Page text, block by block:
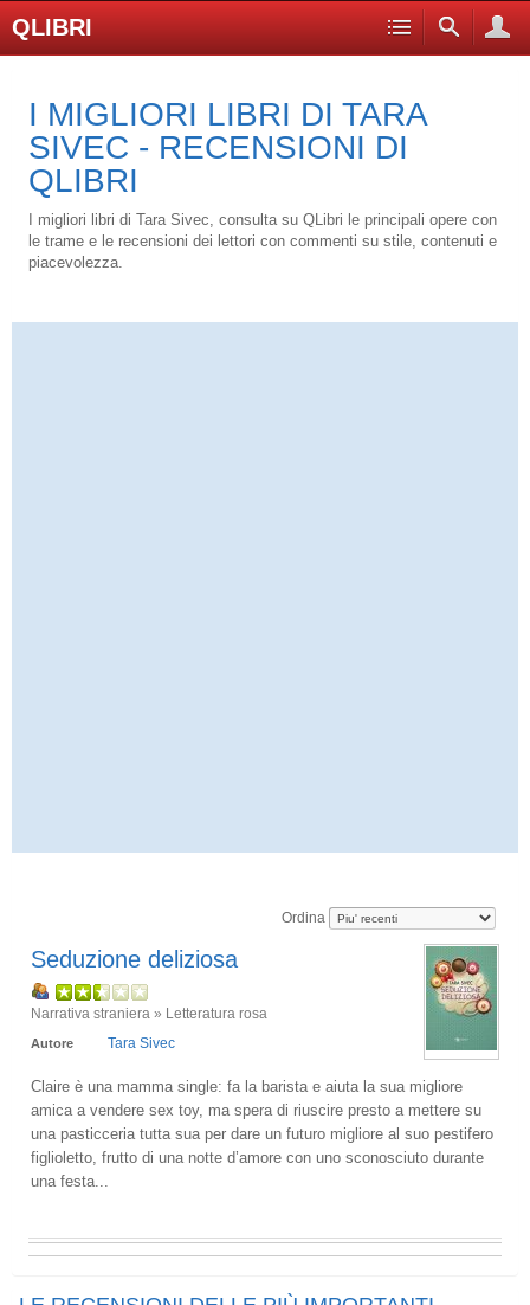
QLIBRI
I MIGLIORI LIBRI DI TARA
SIVEC - RECENSIONI DI
QLIBRI
I migliori libri di Tara Sivec, consulta su QLibri le principali opere con
le trame e le recensioni dei lettori con commenti su stile, contenuti e
piacevolezza.
Ordina
Seduzione deliziosa
Narrativa straniera » Letteratura rosa
Autore Tara Sivec
Claire è una mamma single: fa la barista e aiuta la sua migliore
amica a vendere sex toy, ma spera di riuscire presto a mettere su
una pasticceria tutta sua per dare un futuro migliore al suo pestifero
figlioletto, frutto di una notte d’amore con uno sconosciuto durante
una festa...